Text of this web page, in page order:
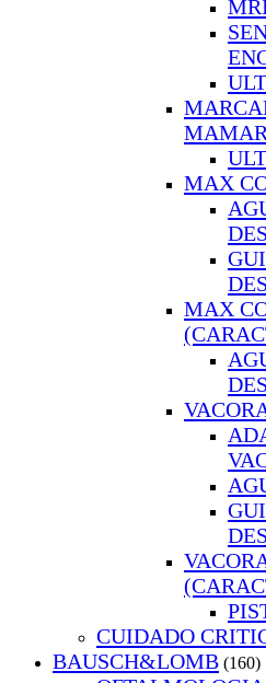
MAX
MAX
CUIDADO
BAUSCH&LOMB (160)